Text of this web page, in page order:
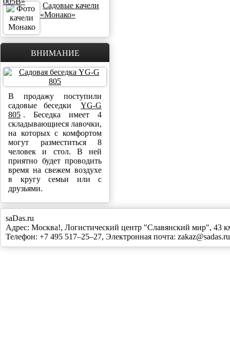
Садовые качели
«Монако»
ВНИМАНИЕ
В продажу поступили
садовые беседки
YG-G
805 . Беседка имеет 4
складывающиеся лавочки,
на которых с комфортом
могут разместиться 8
человек и стол. В ней
приятно будет проводить
время на свежем воздухе
в кругу семьи или с
друзьями.
saDas.ru
Адрес: Москва!, Логистический центр "Славянский мир",
Телефон: +7 495 517–25–27, Электронная почта: zakaz@sadas.ru